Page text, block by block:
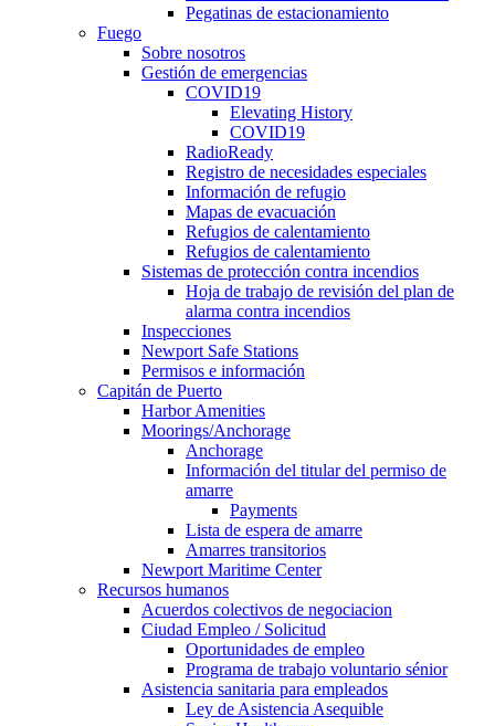
Pegatinas de estacionamiento
Fuego
Sobre nosotros
Gestión de emergencias
COVID19
Elevating History
COVID19
RadioReady
Registro de necesidades especiales
Información de refugio
Mapas de evacuación
Refugios de calentamiento
Refugios de calentamiento
Sistemas de protección contra incendios
Hoja de trabajo de revisión del plan de
alarma contra incendios
Inspecciones
Newport Safe Stations
Permisos e información
Capitán de Puerto
Harbor Amenities
Moorings/Anchorage
Anchorage
Información del titular del permiso de
amarre
Payments
Lista de espera de amarre
Amarres transitorios
Newport Maritime Center
Recursos humanos
Acuerdos colectivos de negociacion
Ciudad Empleo / Solicitud
Oportunidades de empleo
Programa de trabajo voluntario sénior
Asistencia sanitaria para empleados
Ley de Asistencia Asequible